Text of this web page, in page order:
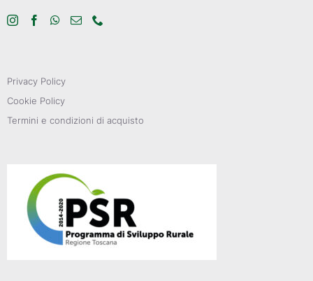
Privacy Policy
Cookie Policy
Termini e condizioni di acquisto